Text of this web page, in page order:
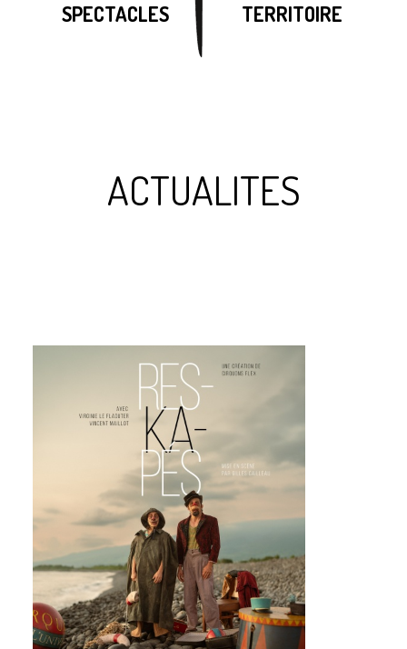
SPECTACLES TERRITOIRE
ACTUALITES